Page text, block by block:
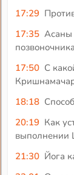
17:29
17:35 Асаны
позвоночника
17:50 С
18:18
20:19 Как
выполнении
21:30 Йога